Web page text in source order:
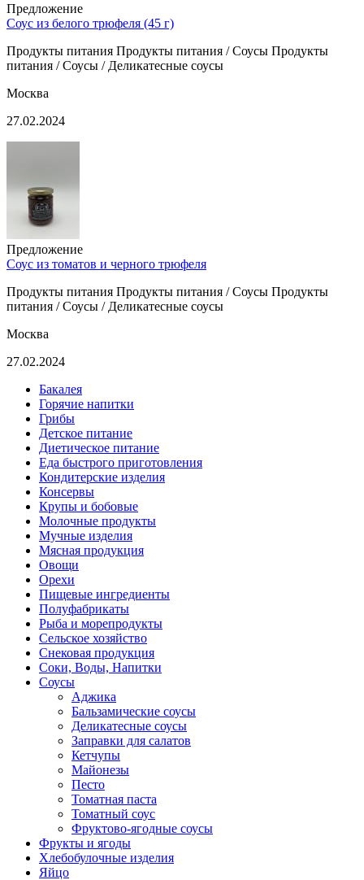
Предложение
Соус из белого трюфеля (45 г)
Продукты питания Продукты питания / Соусы Продукты
питания / Соусы / Деликатесные соусы
Москва
27.02.2024
Предложение
Соус из томатов и черного трюфеля
Продукты питания Продукты питания / Соусы Продукты
питания / Соусы / Деликатесные соусы
Москва
27.02.2024
Бакалея
Горячие напитки
Грибы
Детское питание
Диетическое питание
Еда быстрого приготовления
Кондитерские изделия
Консервы
Крупы и бобовые
Молочные продукты
Мучные изделия
Мясная продукция
Овощи
Орехи
Пищевые ингредиенты
Полуфабрикаты
Рыба и морепродукты
Сельское хозяйство
Снековая продукция
Соки, Воды, Напитки
Соусы
Аджика
Бальзамические соусы
Деликатесные соусы
Заправки для салатов
Кетчупы
Майонезы
Песто
Томатная паста
Томатный соус
Фруктово-ягодные соусы
Фрукты и ягоды
Хлебобулочные изделия
Яйцо